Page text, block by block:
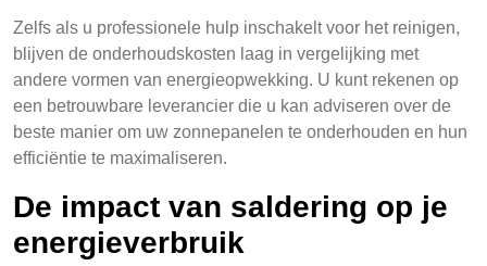
Zelfs als u professionele hulp inschakelt voor het reinigen,
blijven de onderhoudskosten laag in vergelijking met
andere vormen van energieopwekking. U kunt rekenen op
een betrouwbare leverancier die u kan adviseren over de
beste manier om uw zonnepanelen te onderhouden en hun
efficiëntie te maximaliseren.
De impact van saldering op je
energieverbruik